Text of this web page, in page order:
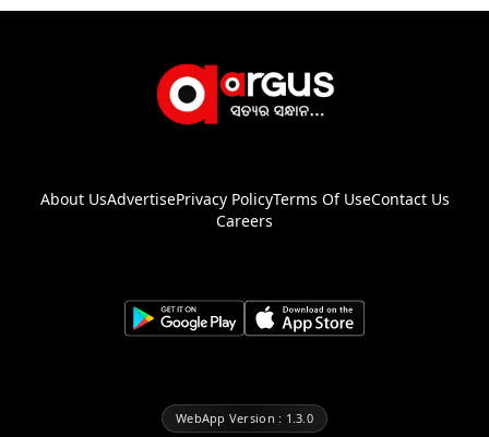
About UsAdvertisePrivacy PolicyTerms Of UseContact Us
Careers
WebApp Version : 1.3.0